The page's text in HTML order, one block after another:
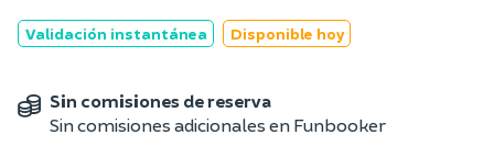
Validación instantánea Disponible hoy
Sin comisiones de reserva
Sin comisiones adicionales en Funbooker